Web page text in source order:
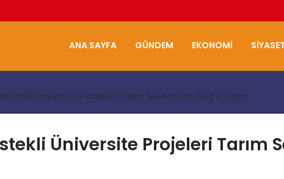
ANA SAYFA GÜNDEM EKONOMI SIYASET
Üniversite Projeleri Tarım Sektörüne Güç Katıyor
Üniversite Projeleri Tarım